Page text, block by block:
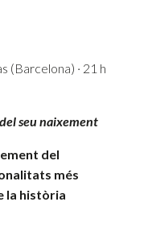
(Barcelona) · 21 h
seu naixement
del
més
la història